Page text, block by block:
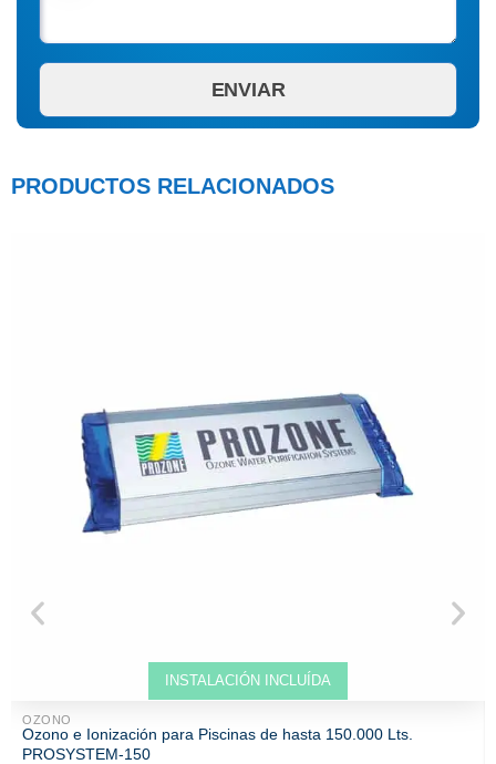
PRODUCTOS RELACIONADOS
INSTALACIÓN INCLUÍDA
Venta solo ONLINE
OZONO
Ozono e Ionización para Piscinas de hasta 150.000 Lts.
PROSYSTEM-150